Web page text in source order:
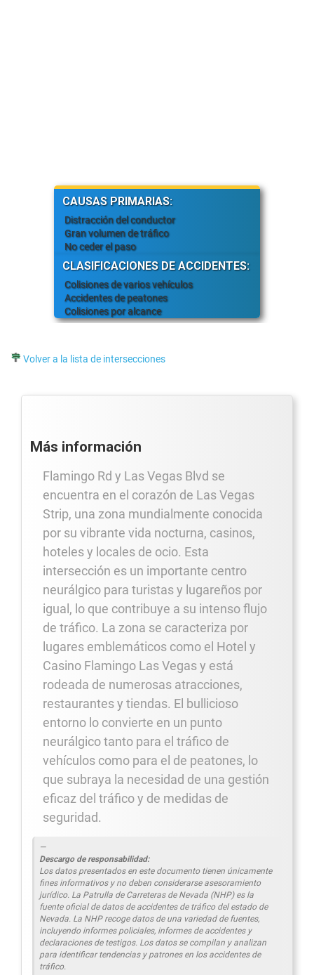
CAUSAS PRIMARIAS:
Distracción del conductor
Gran volumen de tráfico
No ceder el paso
CLASIFICACIONES DE ACCIDENTES:
Colisiones de varios vehículos
Accidentes de peatones
Colisiones por alcance
Volver a la lista de intersecciones
Más información
Flamingo Rd y Las Vegas Blvd se
encuentra en el corazón de Las Vegas
Strip, una zona mundialmente conocida
por su vibrante vida nocturna, casinos,
hoteles y locales de ocio. Esta
intersección es un importante centro
neurálgico para turistas y lugareños por
igual, lo que contribuye a su intenso flujo
de tráfico. La zona se caracteriza por
lugares emblemáticos como el Hotel y
Casino Flamingo Las Vegas y está
rodeada de numerosas atracciones,
restaurantes y tiendas. El bullicioso
entorno lo convierte en un punto
neurálgico tanto para el tráfico de
vehículos como para el de peatones, lo
que subraya la necesidad de una gestión
eficaz del tráfico y de medidas de
seguridad.
Descargo de responsabilidad:
Los datos presentados en este documento tienen únicamente
fines informativos y no deben considerarse asesoramiento
jurídico. La Patrulla de Carreteras de Nevada (NHP) es la
fuente oficial de datos de accidentes de tráfico del estado de
Nevada. La NHP recoge datos de una variedad de fuentes,
incluyendo informes policiales, informes de accidentes y
declaraciones de testigos. Los datos se compilan y analizan
para identificar tendencias y patrones en los accidentes de
tráfico.